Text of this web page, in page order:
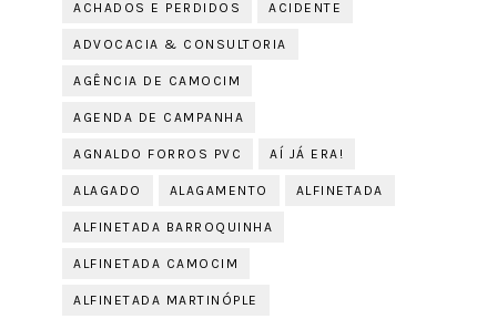
ACHADOS E PERDIDOS ACIDENTE
ADVOCACIA & CONSULTORIA
AGÊNCIA DE CAMOCIM
AGENDA DE CAMPANHA
AGNALDO FORROS PVC AÍ JÁ ERA!
ALAGADO ALAGAMENTO ALFINETADA
ALFINETADA BARROQUINHA
ALFINETADA CAMOCIM
ALFINETADA MARTINÓPLE